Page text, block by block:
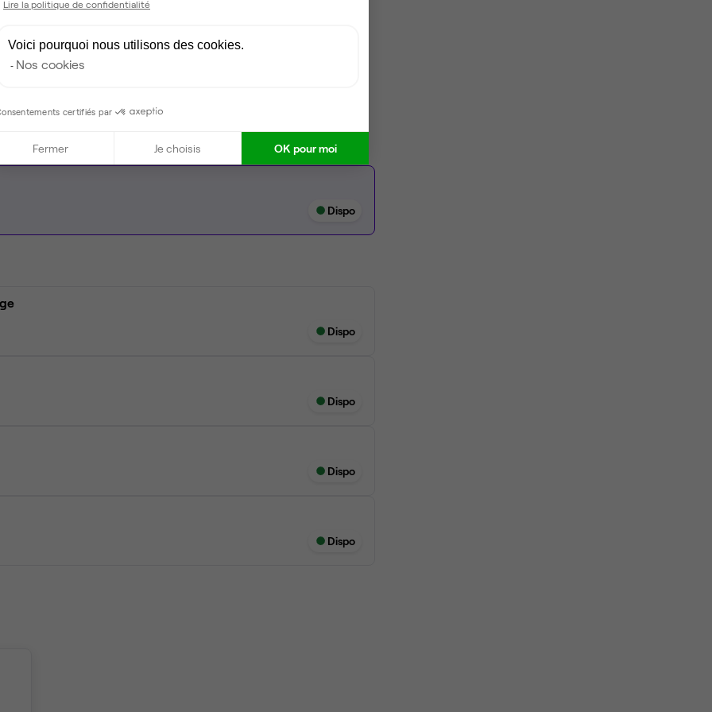
Ménage
Dispo
Dispo
Dispo
Dispo
Dispo
Lire la politique de confidentialité
Voici pourquoi nous utilisons des cookies.
Nos cookies
certifiés par
Fermer Je choisis OK pour moi